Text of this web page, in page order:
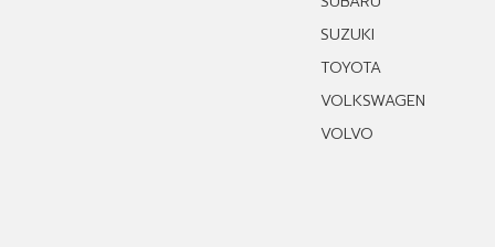
SUZUKI
TOYOTA
VOLKSWAGEN
VOLVO